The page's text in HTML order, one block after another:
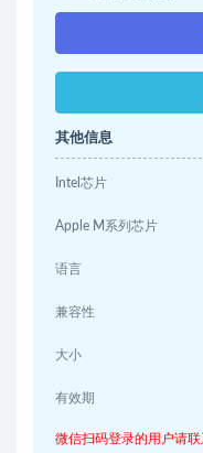
其他信息
Intel芯片
Apple M系列芯片
语言
兼容性
大小
有效期
微信扫码登录的用户请联